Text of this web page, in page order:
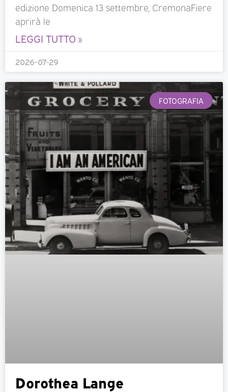
edizione Domenica 13 settembre, CremonaFiere
aprirà le
LEGGI TUTTO »
2026-07-29
FOTOGRAFIA
Dorothea Lange